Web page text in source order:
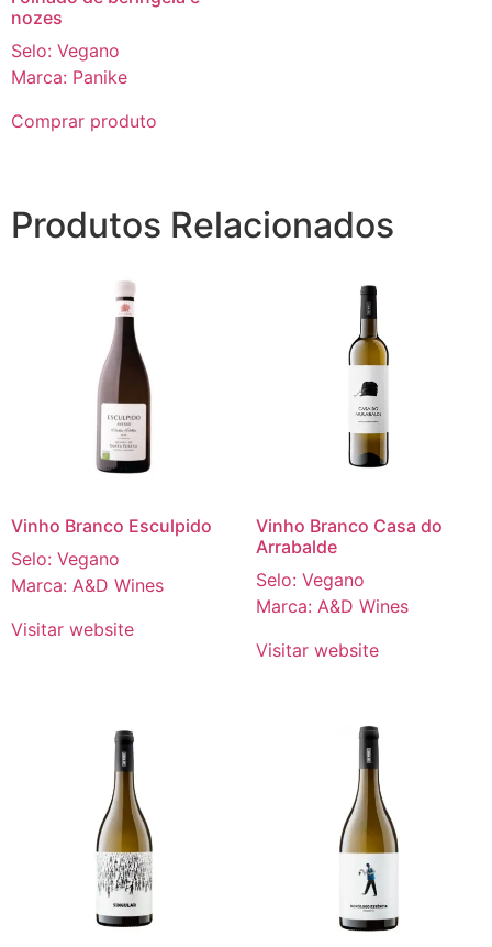
nozes
Selo: Vegano
Marca: Panike
Comprar produto
Produtos Relacionados
Vinho Branco Esculpido
Selo: Vegano
Marca: A&D Wines
Visitar website
Vinho Branco Casa do
Arrabalde
Selo: Vegano
Marca: A&D Wines
Visitar website